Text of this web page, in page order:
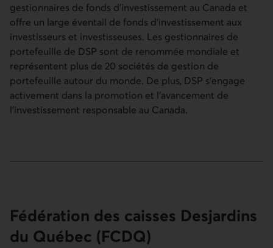
gestionnaires de fonds d’investissement au Canada et
offre un large éventail de fonds d’investissement aux
investisseurs et investisseuses. Les gestionnaires de
portefeuille de DSP sont de renommée mondiale et
représentent plus de 20 sociétés de gestion de
portefeuille autour du monde. De plus, DSP s’engage
activement dans la promotion et l’avancement de
l’investissement responsable au Canada.
Fédération des caisses Desjardins
du Québec (FCDQ)